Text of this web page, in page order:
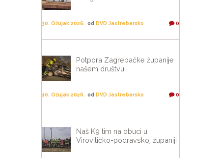
30. Ožujak 2026. odDVD Jastrebarsko 0
Potpora Zagrebačke županije
našem društvu
10. Ožujak 2026. odDVD Jastrebarsko 0
Naš K9 tim na obuci u
Virovitičko-podravskoj županiji